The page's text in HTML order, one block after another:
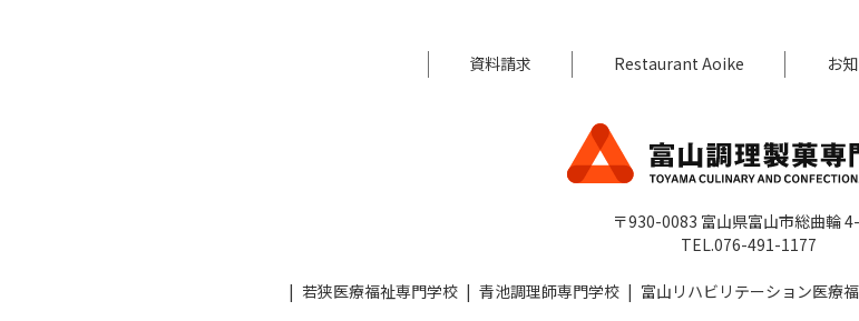
資料請求 Restaurant Aoike お
〒930-0083 富山県富山市総曲輪
TEL.076-491-1177
若狭医療福祉専門学校 青池調理師専門学校 富山リハビリテーション医療